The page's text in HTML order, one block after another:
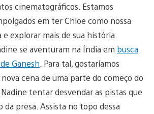
cinematográficos. Estamos
em ter Chloe como nossa
explorar mais de sua história
se aventuram na Índia em busca
Ganesh . Para tal, gostaríamos
cena de uma parte do começo do
tentar desvendar as pistas que
da presa. Assista no topo dessa